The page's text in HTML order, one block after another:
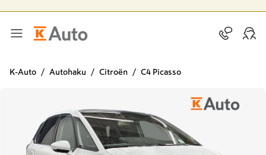
K-Auto Autohaku Citroën C4 Picasso